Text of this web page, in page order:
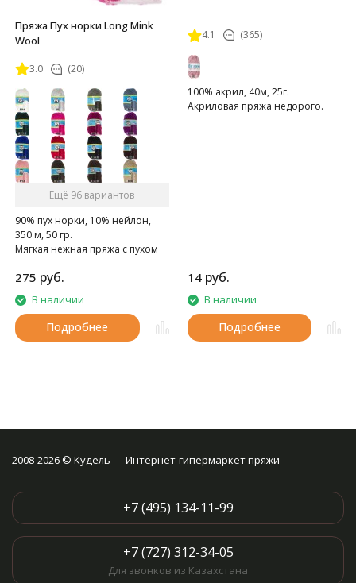
Пряжа Пух норки Long Mink
Wool
3.0 (20)
Ещё 96 вариантов
90% пух норки, 10% нейлон,
350 м, 50 гр.
Мягкая нежная пряжа с пухом
275 руб.
В наличии
Подробнее
4.1 (365)
100% акрил, 40м, 25г.
Акриловая пряжа недорого.
14 руб.
В наличии
Подробнее
2008-2026 © Кудель — Интернет-гипермаркет пряжи
+7 (495) 134-11-99
+7 (727) 312-34-05
Для звонков из Казахстана